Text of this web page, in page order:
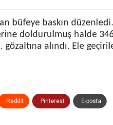
büfeye baskın
doldurulmuş halde
alındı. Ele
ReddIt Pinterest E-posta